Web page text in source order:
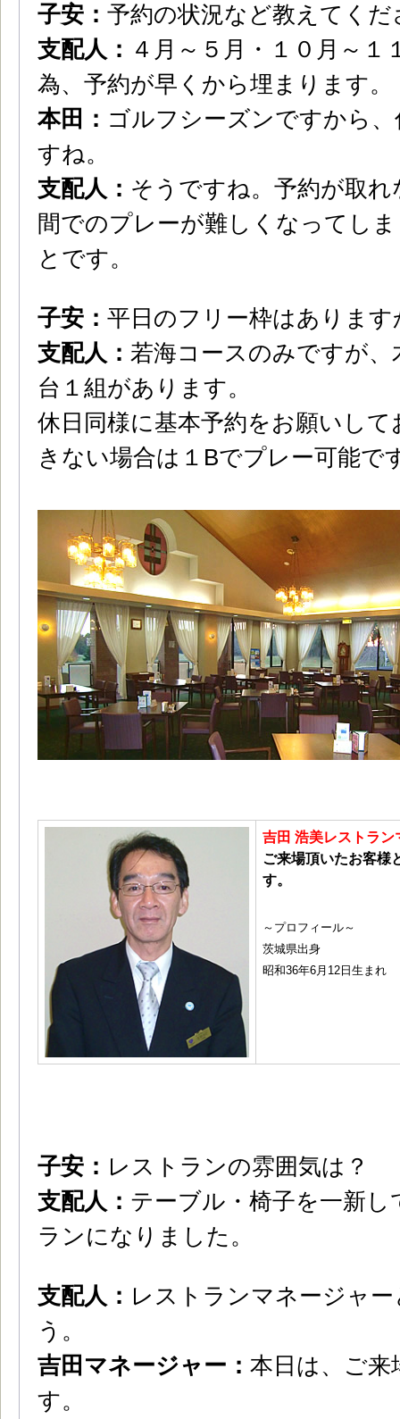
子安： 予約の状況など教えてくだ
支配人： ４月～５月・１０月～
為、予約が早くから埋まります。
本田： ゴルフシーズンですから
すね。
支配人： そうですね。予約が取
間でのプレーが難しくなってし
とです。
子安： 平日のフリー枠はあります
支配人： 若海コースのみですが
台１組があります。
休日同様に基本予約をお願いし
きない場合は１Bでプレー可能で
吉田 浩美レストラン
ご来場頂いたお客様
す。
～プロフィール～
茨城県出身
昭和36年6月12日生まれ
子安： レストランの雰囲気は？
支配人： テーブル・椅子を一新
ランになりました。
支配人： レストランマネージャ
う。
吉田マネージャー： 本日は、ご
す。